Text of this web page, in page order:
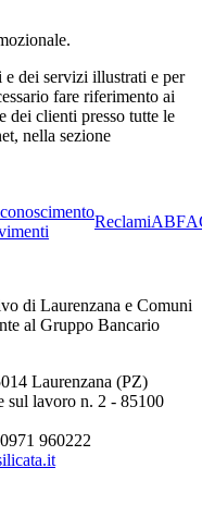
dei servizi illustrati e per
fare riferimento ai
dei clienti presso tutte le
nella sezione
ReclamiABF
di Laurenzana e Comuni
al Gruppo Bancario
Laurenzana (PZ)
sul lavoro n. 2 - 85100
960222